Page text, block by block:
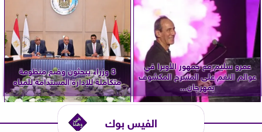
عمرو سليم مع جمهور الأوبرا في
عوالم النغم على المسرح المكشوف
بمهرجان...
3 وزراء يبحثون وضع منظومة
متكاملة للإدارة المستدامة للمياه
الفيس بوك